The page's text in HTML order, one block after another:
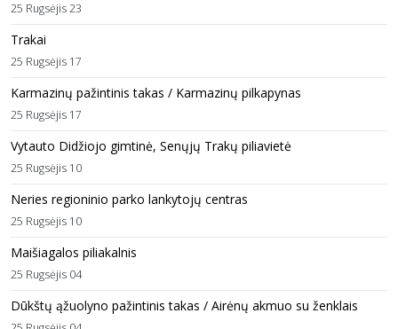
25 Rugsėjis 23
Trakai
25 Rugsėjis 17
Karmazinų pažintinis takas / Karmazinų pilkapynas
25 Rugsėjis 17
Vytauto Didžiojo gimtinė, Senųjų Trakų piliavietė
25 Rugsėjis 10
Neries regioninio parko lankytojų centras
25 Rugsėjis 10
Maišiagalos piliakalnis
25 Rugsėjis 04
Dūkštų ąžuolyno pažintinis takas / Airėnų akmuo su ženklais